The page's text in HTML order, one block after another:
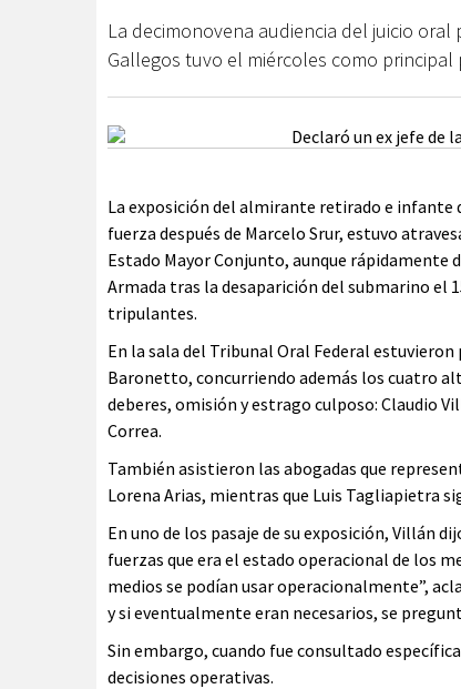
La decimonovena audiencia del juicio
Gallegos tuvo el miércoles como
La exposición del almirante retirado e infante
fuerza después de Marcelo Srur, estuvo
Estado Mayor Conjunto, aunque rápidamente
Armada tras la desaparición del submarino el
tripulantes.
En la sala del Tribunal Oral Federal
Baronetto, concurriendo además los cuatro
deberes, omisión y estrago culposo: Claudio
Correa.
También asistieron las abogadas que
Lorena Arias, mientras que Luis Tagliapietra
En uno de los pasaje de su exposición, Villán
fuerzas que era el estado operacional de los
medios se podían usar operacionalmente”,
y si eventualmente eran necesarios, se
Sin embargo, cuando fue consultado
decisiones operativas.